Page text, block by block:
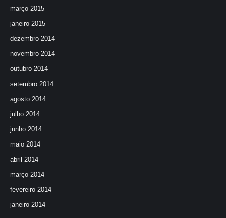
março 2015
janeiro 2015
dezembro 2014
novembro 2014
outubro 2014
setembro 2014
agosto 2014
julho 2014
junho 2014
maio 2014
abril 2014
março 2014
fevereiro 2014
janeiro 2014